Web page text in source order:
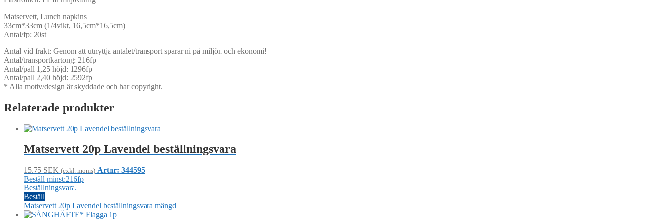
Matservett, Lunch napkins
33cm*33cm (1/4vikt, 16,5cm*16,5cm)
Antal/fp: 20st
Antal vid frakt: Genom att utnyttja antalet/transport sparar ni på miljön och ekonomi!
Antal/transportkartong: 216fp
Antal/pall 1,25 höjd: 1296fp
Antal/pall 2,40 höjd: 2592fp
* Alla motiv/design är skyddade och har copyright.
Relaterade produkter
Matservett 20p Lavendel beställningsvara
15.75 SEK (exkl. moms) Artnr: 344595
Beställ minst:216fp
Beställningsvara.
Beställ
Matservett 20p Lavendel beställningsvara mängd